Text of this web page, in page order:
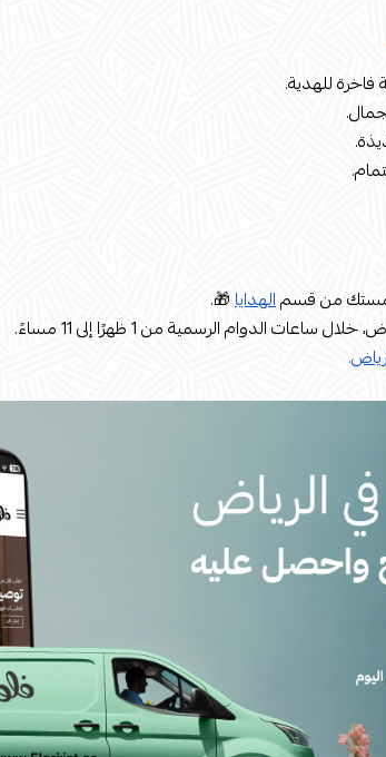
فاخرة للهدية.
لمستك من قسمالهدايا🎁.
الدوام الرسمية من 1 ظهرًا إلى 11 مساءً.
.